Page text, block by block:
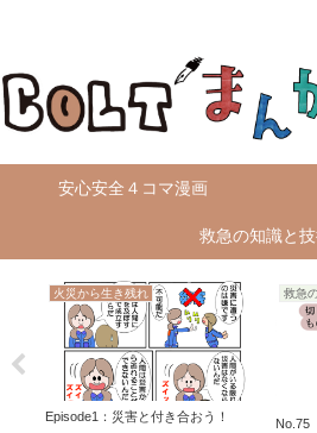
安心安全４コマ漫画
救急の知識と
火災から生き残れ
Episode1：災害と付き合おう！
救急
No.75